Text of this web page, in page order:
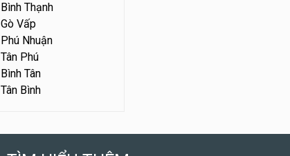
Bình Thạnh
Gò Vấp
Phú Nhuận
Tân Phú
Bình Tân
Tân Bình